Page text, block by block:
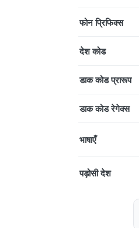
फोन प्रिफिक्स
देश कोड
डाक कोड प्रारूप
डाक कोड रेगेक्स
भाषाएँ
पड़ोसी देश